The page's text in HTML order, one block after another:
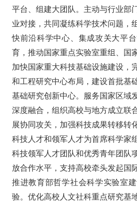
平台、组建大团队。主动与行业部
业对接，共同凝练科学技术问题，
快前沿科学中心、集成攻关大平
育，推动国家重点实验室重组、国
加快国家重大科技基础设施建设，
和工程研究中心布局，建设首批基
基础研究创新中心。服务国家区域
深度融合，组织高校与地方成立联
展协同攻关，加强科技成果转移转
科技人才和领军人才为首席科学家
科技领军人才团队和优秀青年团队
放合作水平，支持高校牵头发起国
推进教育部哲学社会科学实验室
验。优化高校人文社科重点研究基